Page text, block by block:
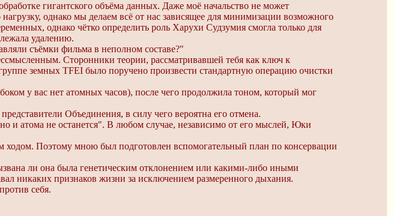
гигантского объёма данных. Даже моё начальство не может
однако мы делаем всё от нас зависящее для минимизации возможного
однако чётко определить роль Харухи Судзумия смогла только для
удалению.
съёмки фильма в неполном составе?"
Сторонники теории, рассматривавшей тебя как ключ к
земных TFEI было поручено произвести стандартную операцию очистки
у вас нет атомных часов), после чего продолжила тоном, который мог
Объединения, в силу чего вероятна его отмена.
и атома не останется". В любом случае, независимо от его мыслей, Юки
Поэтому мною был подготовлен вспомогательный план по консервации
ли она была генетическим отклонением или какими-либо иными
никаких признаков жизни за исключением размеренного дыхания.
себя.